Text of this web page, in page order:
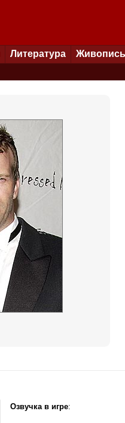
Литература Живопись
Озвучка в игре: